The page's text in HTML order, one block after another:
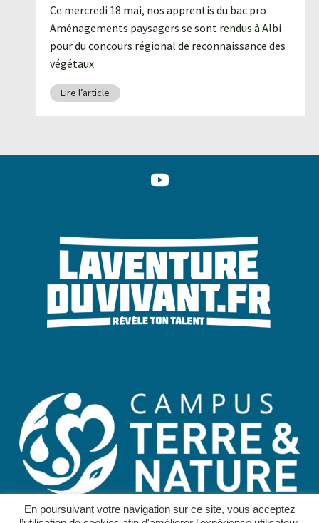
Ce mercredi 18 mai, nos apprentis du bac pro
Aménagements paysagers se sont rendus à Albi
pour du concours régional de reconnaissance des
végétaux
Lire l’article
En poursuivant votre navigation sur ce site, vous acceptez